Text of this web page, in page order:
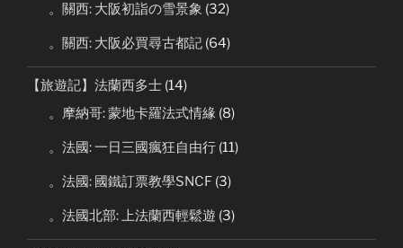
。關西: 大阪初詣の雪景象 (32)
。關西: 大阪必買尋古都記 (64)
【旅遊記】法蘭西多士 (14)
。摩納哥: 蒙地卡羅法式情緣 (8)
。法國: 一日三國瘋狂自由行 (11)
。法國: 國鐵訂票教學SNCF (3)
。法國北部: 上法蘭西輕鬆遊 (3)